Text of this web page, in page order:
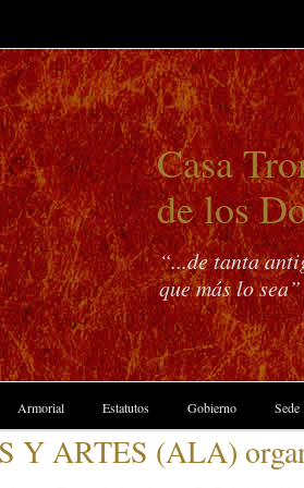
Casa
de los
“...de tanta
que más lo
Armorial Estatutos Gobierno Sede
ARTES (ALA)